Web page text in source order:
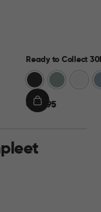
Ready to Collect
Donkergrijs
Groen
€€ 24,95
IN